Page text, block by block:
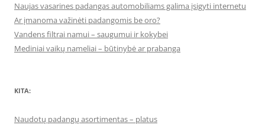
Naujas vasarines padangas automobiliams galima įsigyti internetu
Ar įmanoma važinėti padangomis be oro?
Vandens filtrai namui – saugumui ir kokybei
Mediniai vaikų nameliai – būtinybė ar prabanga
KITA:
Naudotų padangų asortimentas – platus